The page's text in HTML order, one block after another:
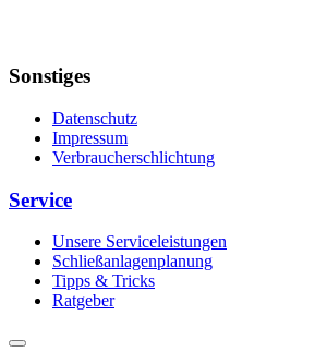
Sonstiges
Datenschutz
Impressum
Verbraucherschlichtung
Service
Unsere Serviceleistungen
Schließanlagenplanung
Tipps & Tricks
Ratgeber